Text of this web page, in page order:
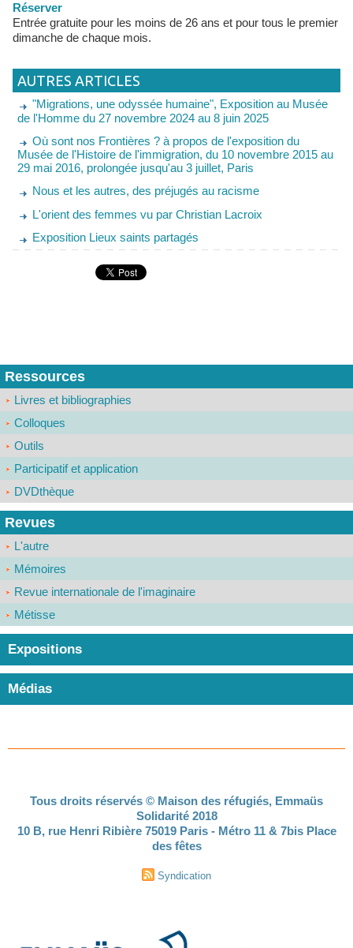
Ressources
Livres et bibliographies
Colloques
Outils
Participatif et application
DVDthèque
Revues
L'autre
Mémoires
Revue internationale de l'imaginaire
Métisse
Expositions
Médias
Réserver
Entrée gratuite pour les moins de 26 ans et pour tous le premier
dimanche de chaque mois.
AUTRES ARTICLES
"Migrations, une odyssée humaine", Exposition au Musée
de l'Homme du 27 novembre 2024 au 8 juin 2025
Où sont nos Frontières ? à propos de l'exposition du
Musée de l'Histoire de l'immigration, du 10 novembre 2015 au
29 mai 2016, prolongée jusqu'au 3 juillet, Paris
Nous et les autres, des préjugés au racisme
L'orient des femmes vu par Christian Lacroix
Exposition Lieux saints partagés
Tous droits réservés © Maison des réfugiés, Emmaüs
Solidarité 2018
10 B, rue Henri Ribière 75019 Paris - Métro 11 & 7bis Place
des fêtes
Syndication